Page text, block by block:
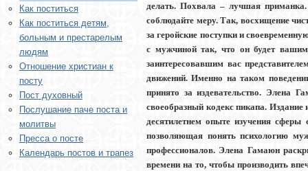
Как поститься
Как поститься детям,
больным и престарелым
людям
Отношение христиан к
посту
Пост духовный
Послушание паче поста и
молитвы
Пресса о посте
Календарь постов и трапез
делать. Похвала – лучшая
соблюдайте меру. Так, восхищение
за геройские поступки и
с мужчиной так, что он будет
заинтересовавшим вас
движений. Именно на таком
принято за издевательство. Элена
своеобразный кодекс пикапа.
десятилетнем опыте изучения
позволяющая понять психологию
профессионалов. Элена Гамаюн
времени на то, чтобы производить